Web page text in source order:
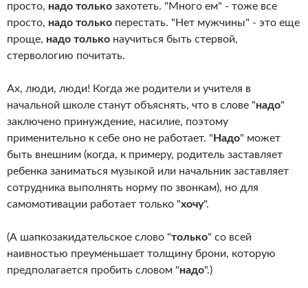
просто, надо только захотеть. "Много ем" - тоже все
просто, надо только перестать. "Нет мужчины" - это еще
проще, надо только научиться быть стервой,
стервологию почитать.
Ах, люди, люди! Когда же родители и учителя в
начальной школе станут объяснять, что в слове "надо"
заключено принуждение, насилие, поэтому
применительно к себе оно не работает. " Надо" может
быть внешним (когда, к примеру, родитель заставляет
ребенка заниматься музыкой или начальник заставляет
сотрудника выполнять норму по звонкам), но для
самомотивации работает только "хочу".
(А шапкозакидательское слово "только" со всей
наивностью преуменьшает толщину брони, которую
предполагается пробить словом "надо".)